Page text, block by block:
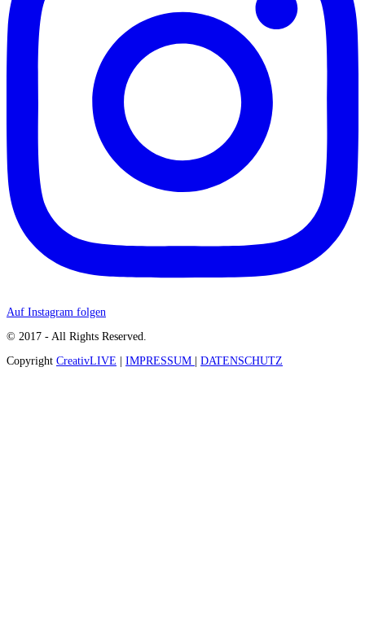
Auf Instagram folgen
© 2017 - All Rights Reserved.
Copyright CreativLIVE IMPRESSUM DATENSCHUTZ